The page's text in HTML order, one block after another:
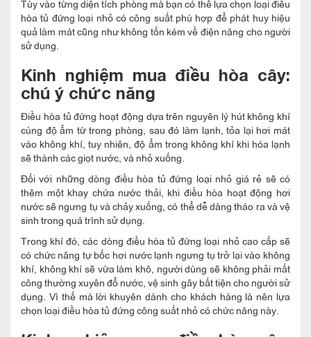
Tùy vào từng diện tích phòng mà bạn có thể lựa chọn loại điều
hòa tủ đứng loại nhỏ có công suất phù hợp để phát huy hiệu
quả làm mát cũng như không tốn kém về điện năng cho người
sử dụng.
Kinh nghiệm mua điều hòa cây:
chú ý chức năng
Điều hòa tủ đứng hoạt động dựa trên nguyên lý hút không khí
cùng độ ẩm từ trong phòng, sau đó làm lạnh, tỏa lại hơi mát
vào không khí, tuy nhiên, độ ẩm trong không khí khi hóa lạnh
sẽ thành các giọt nước, và nhỏ xuống.
Đối với những dòng điều hòa tủ đứng loại nhỏ giá rẻ sẽ có
thêm một khay chứa nước thải, khi điều hòa hoạt động hơi
nước sẽ ngưng tụ và chảy xuống, có thể dễ dàng tháo ra và vệ
sinh trong quá trình sử dụng.
Trong khí đó, các dòng điều hòa tủ đứng loại nhỏ cao cấp sẽ
có chức năng tự bốc hơi nước lạnh ngưng tụ trở lại vào không
khí, không khí sẽ vừa làm khô, người dùng sẽ không phải mất
công thường xuyên đổ nước, vệ sinh gây bất tiện cho người sử
dụng. Vì thế mà lời khuyên dành cho khách hàng là nên lựa
chọn loại điều hòa tủ đứng công suất nhỏ có chức năng này.